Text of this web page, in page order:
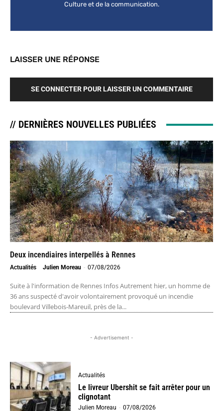
Culture et de la communication.
LAISSER UNE RÉPONSE
SE CONNECTER POUR LAISSER UN COMMENTAIRE
// DERNIÈRES NOUVELLES PUBLIÉES
Deux incendiaires interpellés à Rennes
Actualités Julien Moreau - 07/08/2026
Suite à l'information de Rennes Infos Autrement hier, un homme de
36 ans suspecté d'avoir volontairement provoqué un incendie
boulevard Villebois-Mareuil, près de la...
- Advertisement -
Actualités
Le livreur Ubershit se fait arrêter pour un
clignotant
Julien Moreau - 07/08/2026